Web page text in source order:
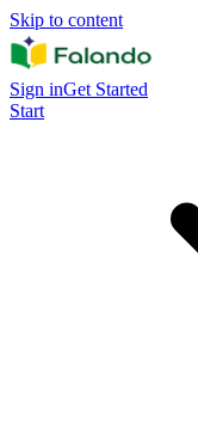
Skip to content
Sign inGet Started
Start